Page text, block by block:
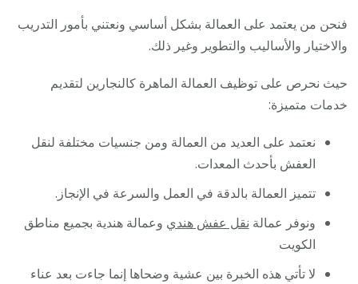
فنحن من يعتمد على العمالة بشكل أساسي ونعتني بأمور التدريب
والاختيار والأساليب والتطوير وغير ذلك.
حيث نحرص على توظيف العمالة الماهرة كالنجارين لتقديم
خدمات متميزة:
نعتمد على العديد من العمالة ومن جنسيات مختلفة لنقل
العفش بأحدث المعدات.
تتميز العمالة بالدقة في العمل والسرعة في الإنجاز.
ونوفر عمالة نقل عفش هندي وعمالة هندية بجميع مناطق
الكويت
لا تأتي هذه الخبرة بين عشية وضحاها إنما جاءت بعد عناء